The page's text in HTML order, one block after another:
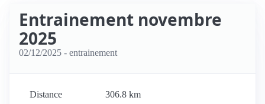
Entrainement novembre
2025
02/12/2025 - entrainement
Distance 306.8 km